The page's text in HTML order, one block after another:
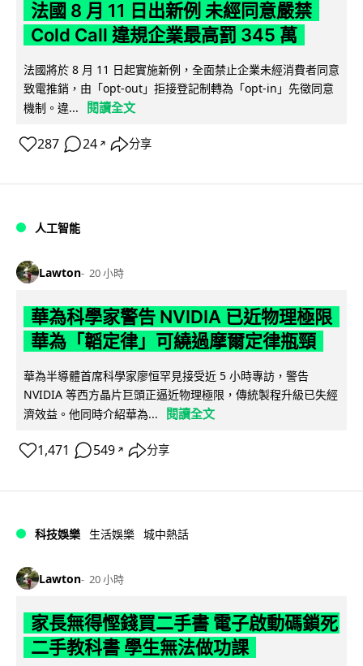
法國 8 月 11 日出新例 未經同意嚴禁
Cold Call 違規企業最高罰 345 萬
法國將於 8 月 11 日起實施新例，全面禁止企業未經消費者同意
致電推銷，由「opt-out」拒接登記制轉為「opt-in」先徵同意
機制。違...
閱讀全文
287 24 ↗ 分享
人工智能
Lawton 20 小時
華為科學家警告 NVIDIA 已近物理極限
華為「韜定律」可繞過摩爾定律瓶頸
華為半導體首席科學家廖恒罕見接受近 5 小時專訪，警告
NVIDIA 等西方晶片巨頭正逼近物理極限，傳統製程升級已失經
濟效益。他同時介紹華為...
閱讀全文
1,471 549 ↗ 分享
科技娛樂 生活娛樂 城中熱話
Lawton 20 小時
家長無得慳錢買二手書 電子啟動碼鎖死
二手教科書 學生無法做功課